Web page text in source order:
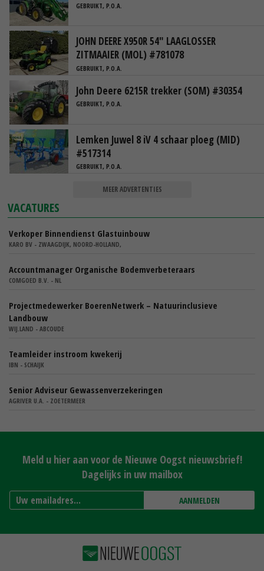
GEBRUIKT, P.O.A.
JOHN DEERE X950R 54" LAAGLOSSER
ZITMAAIER (MOL) #781078
GEBRUIKT, P.O.A.
John Deere 6215R trekker (SOM) #30354
GEBRUIKT, P.O.A.
Lemken Juwel 8 iV 4 schaar ploeg (MID)
#517314
GEBRUIKT, P.O.A.
MEER ADVERTENTIES
VACATURES
Verkoper Binnendienst Glastuinbouw
KARO BV - ZWAAGDIJK, NOORD-HOLLAND,
Accountmanager Organische Bodemverbeteraars
COMGOED B.V. - NL
Projectmedewerker BoerenNetwerk – Natuurinclusieve
Landbouw
WIJ.LAND - ABCOUDE
Teamleider instroom kwekerij
IBN - SCHAIJK
Senior Adviseur Gewassenverzekeringen
AGRIVER U.A. - ZOETERMEER
Meld u hier aan voor de Nieuwe Oogst nieuwsbrief!
Dagelijks in uw mailbox
AANMELDEN